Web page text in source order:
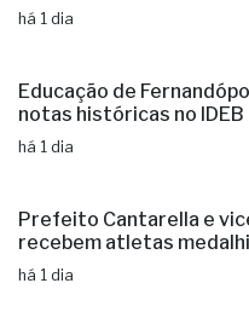
há 1 dia
Educação de
notas históricas no IDEB
há 1 dia
Prefeito Cantarella e
recebem atletas
há 1 dia